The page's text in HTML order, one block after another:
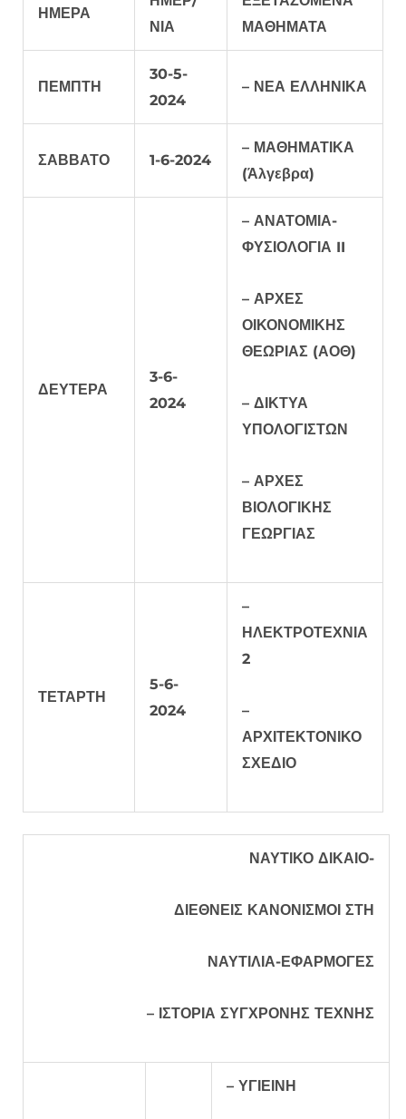
ΗΜΕΡΑ
ΝΙΑ
ΜΑΘΗΜΑΤΑ
ΠΕΜΠΤΗ
30-5-
2024
– ΝΕΑ ΕΛΛΗΝΙΚΑ
ΣΑΒΒΑΤΟ 1-6-2024
– ΜΑΘΗΜΑΤΙΚΑ
(Άλγεβρα)
ΔΕΥΤΕΡΑ
3-6-
2024
– ΑΝΑΤΟΜΙΑ-
ΦΥΣΙΟΛΟΓΙΑ II
– ΑΡΧΕΣ
ΟΙΚΟΝΟΜΙΚΗΣ
ΘΕΩΡΙΑΣ (ΑΟΘ)
– ΔΙΚΤΥΑ
ΥΠΟΛΟΓΙΣΤΩΝ
– ΑΡΧΕΣ
ΒΙΟΛΟΓΙΚΗΣ
ΓΕΩΡΓΙΑΣ
ΤΕΤΑΡΤΗ
5-6-
2024
–
ΗΛΕΚΤΡΟΤΕΧΝΙΑ
2
–
ΑΡΧΙΤΕΚΤΟΝΙΚΟ
ΣΧΕΔΙΟ
ΝΑΥΤΙΚΟ ΔΙΚΑΙΟ-
ΔΙΕΘΝΕΙΣ ΚΑΝΟΝΙΣΜΟΙ ΣΤΗ
ΝΑΥΤΙΛΙΑ-ΕΦΑΡΜΟΓΕΣ
– ΙΣΤΟΡΙΑ ΣΥΓΧΡΟΝΗΣ ΤΕΧΝΗΣ
– ΥΓΙΕΙΝΗ